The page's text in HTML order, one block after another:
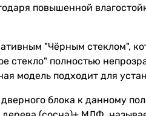
повышенной
"Чёрным стеклом",
стекло" полностью
модель подходит для
блока к данному